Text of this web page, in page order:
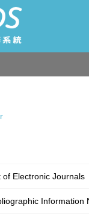
of Electronic Journals
Information